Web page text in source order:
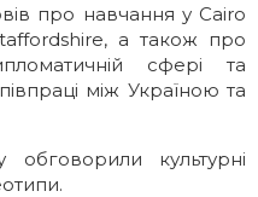
про навчання у Cairo
а також про
сфері та
між Україною та
культурні